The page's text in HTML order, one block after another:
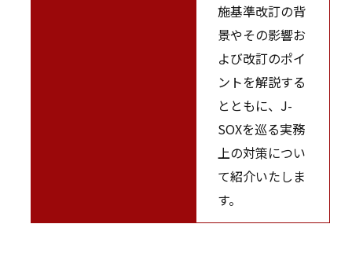
施基準改訂の背
景やその影響お
よび改訂のポイ
ントを解説する
とともに、J-
SOXを巡る実務
上の対策につい
て紹介いたしま
す。